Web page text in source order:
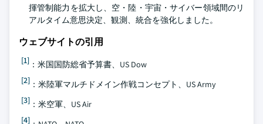
揮管制能力を拡大し、空・陸・宇宙・サイバー領域間のリ
アルタイム意思決定、観測、統合を強化しました。
ウェブサイトの引用
[1] ：米国国防総省予算書、US Dow
[2] ：米陸軍マルチドメイン作戦コンセプト、US Army
[3] ：米空軍、US Air
[4]